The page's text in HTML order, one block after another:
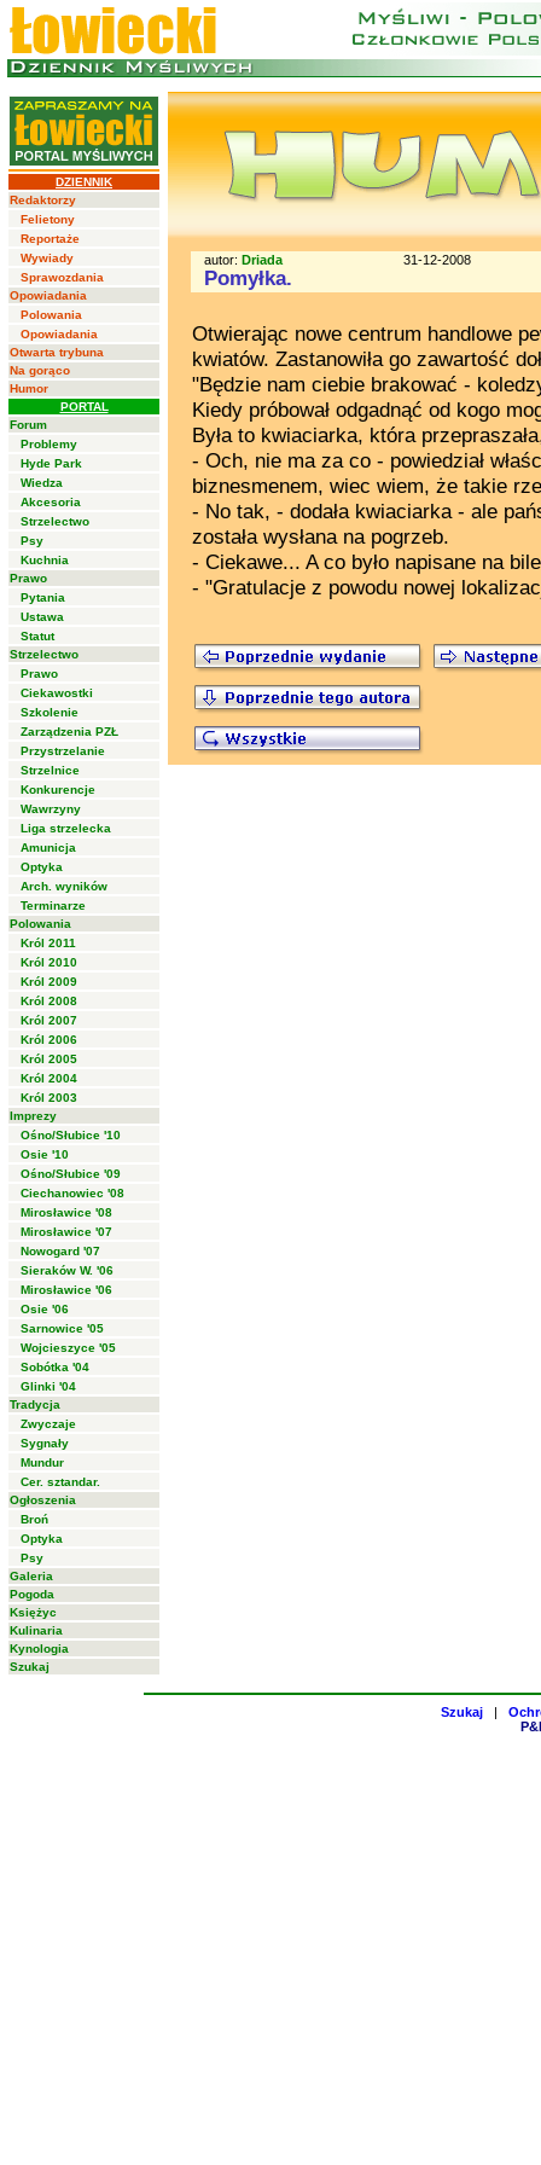
DZIENNIK
Redaktorzy
Felietony
Reportaże
Wywiady
Sprawozdania
Opowiadania
Polowania
Opowiadania
Otwarta trybuna
Na gorąco
Humor
PORTAL
Forum
Problemy
Hyde Park
Wiedza
Akcesoria
Strzelectwo
Psy
Kuchnia
Prawo
Pytania
Ustawa
Statut
Strzelectwo
Prawo
Ciekawostki
Szkolenie
Zarządzenia PZŁ
Przystrzelanie
Strzelnice
Konkurencje
Wawrzyny
Liga strzelecka
Amunicja
Optyka
Arch. wyników
Terminarze
Polowania
Król 2011
Król 2010
Król 2009
Król 2008
Król 2007
Król 2006
Król 2005
Król 2004
Król 2003
Imprezy
Ośno/Słubice '10
Osie '10
Ośno/Słubice '09
Ciechanowiec '08
Mirosławice '08
Mirosławice '07
Nowogard '07
Sieraków W. '06
Mirosławice '06
Osie '06
Sarnowice '05
Wojcieszyce '05
Sobótka '04
Glinki '04
Tradycja
Zwyczaje
Sygnały
Mundur
Cer. sztandar.
Ogłoszenia
Broń
Optyka
Psy
Galeria
Pogoda
Księżyc
Kulinaria
Kynologia
Szukaj
autor: Driada 31-12-2008
Pomyłka.
Otwierając nowe centrum handlowe
kwiatów. Zastanowiła go zawartość
"Będzie nam ciebie brakować -
Kiedy próbował odgadnąć od kogo
Była to kwiaciarka, która
- Och, nie ma za co - powiedział
biznesmenem, wiec wiem, że takie
- No tak, - dodała kwiaciarka - ale
została wysłana na pogrzeb.
- Ciekawe... A co było napisane na
- "Gratulacje z powodu nowej
Szukaj |